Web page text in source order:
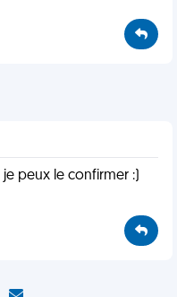
peux le confirmer :)